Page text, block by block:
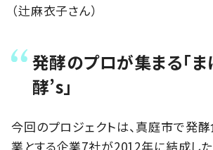
（辻麻衣子さん）
発酵のプロが集まる「
酵’s」
今回のプロジェクトは、真庭市で発
業とする企業7社が2012年に結成した